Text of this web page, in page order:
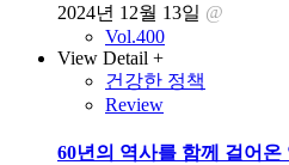
2024년 12월 13일 @
Vol.400
View Detail +
건강한 정책
Review
60년의 역사를 함께 걸어